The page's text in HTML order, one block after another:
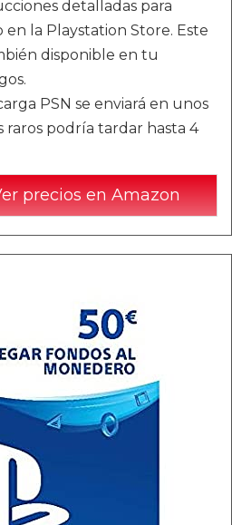
detalladas para
la Playstation Store. Este
disponible en tu
PSN se enviará en unos
raros podría tardar hasta 4
precios en Amazon